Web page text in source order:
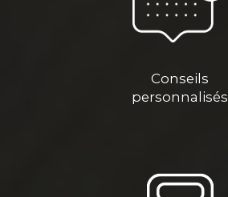
Conseils
personnalisés